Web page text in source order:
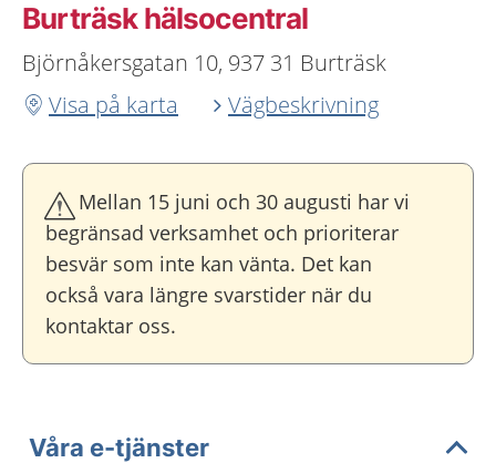
Burträsk hälsocentral
Björnåkersgatan 10, 937 31 Burträsk
Visa på karta
Vägbeskrivning
Mellan 15 juni och 30 augusti har vi
begränsad verksamhet och prioriterar
besvär som inte kan vänta. Det kan
också vara längre svarstider när du
kontaktar oss.
Våra e-tjänster